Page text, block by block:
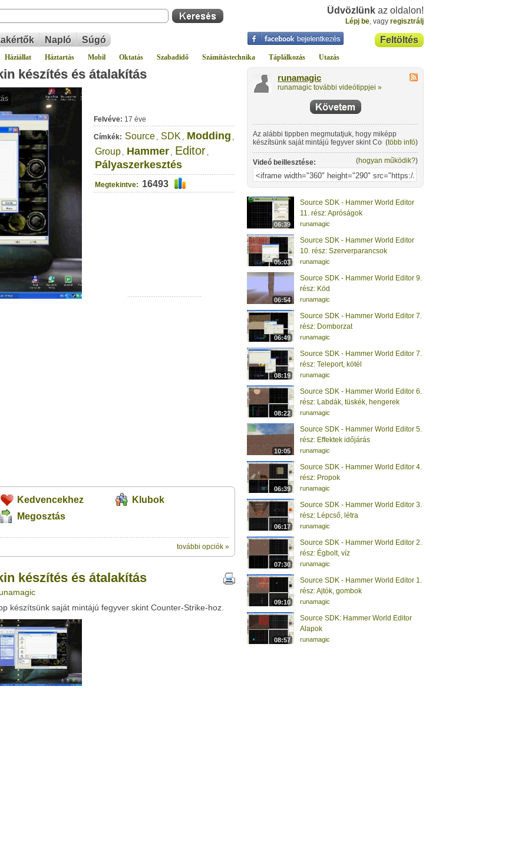
Üdvözlünk az oldalon!
Lépj be, vagy regisztrálj
Feltöltés
Napló Súgó
Háziállat Háztartás Mobil Oktatás Szabadidő Számítástechnika Táplálkozás Utazás
készítés és átalakítás
Felvéve: 17 éve
Címkék: Source , SDK , Modding ,
Group , Hammer , Editor ,
Pályaszerkesztés
Megtekintve: 16493
Kedvencekhez
Klubok
Megosztás
további opciók »
Üzenet (opcionális):
sem.
között!
készítés és átalakítás
készítsünk saját mintájú fegyver skint Counter-Strike-hoz.
runamagic
runamagic további videótippjei »
Az alábbi tippben megmutatjuk, hogy miképp
készítsünk saját mintájú fegyver skint Counter-
Strike-hoz.
(több infó)
Videó beillesztése: (hogyan működik?)
06:39
Source SDK - Hammer World Editor
11. rész: Apróságok
runamagic
05:03
Source SDK - Hammer World Editor
10. rész: Szerverparancsok
runamagic
06:54
Source SDK - Hammer World Editor 9.
rész: Köd
runamagic
06:49
Source SDK - Hammer World Editor 7.
rész: Domborzat
runamagic
08:19
Source SDK - Hammer World Editor 7.
rész: Teleport, kötél
runamagic
08:22
Source SDK - Hammer World Editor 6.
rész: Labdák, tüskék, hengerek
runamagic
10:05
Source SDK - Hammer World Editor 5.
rész: Effektek időjárás
runamagic
06:39
Source SDK - Hammer World Editor 4.
rész: Propok
runamagic
06:17
Source SDK - Hammer World Editor 3.
rész: Lépcső, létra
runamagic
07:30
Source SDK - Hammer World Editor 2.
rész: Égbolt, víz
runamagic
09:10
Source SDK - Hammer World Editor 1.
rész: Ajtók, gombok
runamagic
08:57
Source SDK: Hammer World Editor
Alapok
runamagic